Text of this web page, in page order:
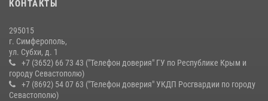
10 июля 2026, 15:10
КОНТАКТЫ
295015
г. Симферополь,
ул. Субхи, д. 1
+7 (3652) 66 73 43 ("Телефон доверия" ГУ по Республике Крым и
городу Севастополю)
+7 (8692) 54 07 63 ("Телефон доверия" УКДП Росгвардии по городу
Севастополю)